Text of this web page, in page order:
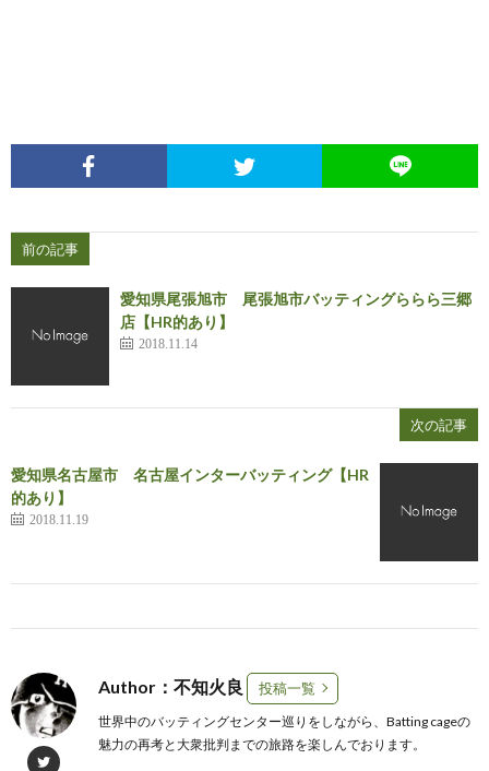
前の記事
愛知県尾張旭市 尾張旭市バッティングららら三郷
店【HR的あり】
2018.11.14
次の記事
愛知県名古屋市 名古屋インターバッティング【HR
的あり】
2018.11.19
Author：不知火良 投稿一覧
世界中のバッティングセンター巡りをしながら、Batting cageの
魅力の再考と大衆批判までの旅路を楽しんでおります。